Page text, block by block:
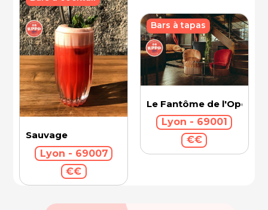
Sauvage
Lyon - 69007
€€
Le Fantôme de l'Opéra
Lyon - 69001
€€
Bars à tapas